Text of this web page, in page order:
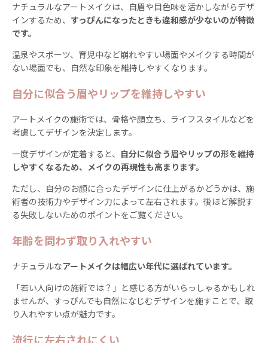
ナチュラルなアートメイクは、自眉や目色味を活かしながらデザ
インするため、 すっぴんになったときも違和感が少ないのが特徴
です。
温泉やスポーツ、育児中など崩れやすい場面やメイクする時間が
ない場面でも、自然な印象を維持しやすくなります。
自分に似合う眉やリップを維持しやすい
アートメイクの施術では、骨格や顔立ち、ライフスタイルなどを
考慮してデザインを決定します。
一度デザインが定着すると、 自分に似合う眉やリップの形を維持
しやすくなるため、メイクの再現性も高まります。
ただし、自分のお顔に合ったデザインに仕上がるかどうかは、施
術者の技術力やデザイン力によって左右されます。後ほど解説す
る失敗しないためのポイントをご覧ください。
年齢を問わず取り入れやすい
ナチュラルなアートメイクは幅広い年代に選ばれています。
「若い人向けの施術では？」と感じる方がいらっしゃるかもしれ
ませんが、すっぴんでも自然になじむデザインを施すことで、取
り入れやすい点が魅力です。
流行に左右されにくい